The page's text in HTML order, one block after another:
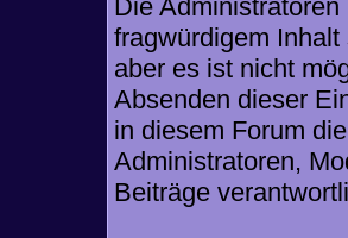
Die
fragwürdigem
aber es ist nicht
Absenden dieser
in diesem Forum
Administratoren,
Beiträge